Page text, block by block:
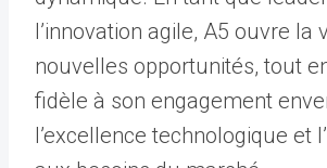
l’innovation agile, A5 ouvre la
nouvelles opportunités, tout
fidèle à son engagement
l’excellence technologique et